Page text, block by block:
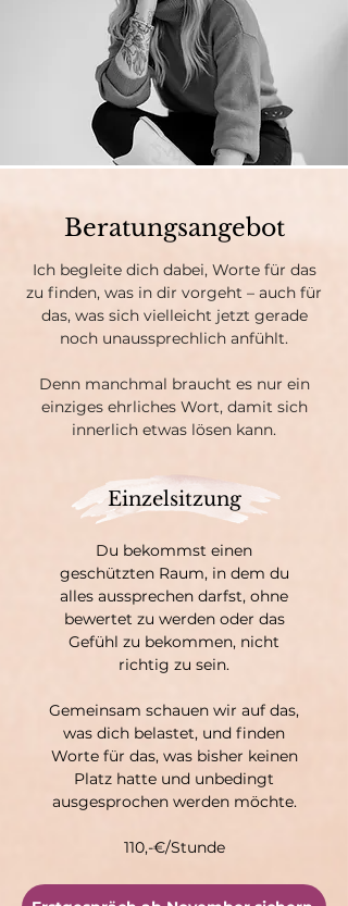
Beratungsangebot
Ich begleite dich dabei, Worte für das
zu finden, was in dir vorgeht – auch für
das, was sich vielleicht jetzt gerade
noch unaussprechlich anfühlt.
​Denn manchmal braucht es nur ein
einziges ehrliches Wort, damit sich
innerlich etwas lösen kann.
Einzelsitzung
Du bekommst einen
geschützten Raum, in dem du
alles aussprechen darfst, ohne
bewertet zu werden oder das
Gefühl zu bekommen, nicht
richtig zu sein.
Gemeinsam schauen wir auf das,
was dich belastet, und finden
Worte für das, was bisher keinen
Platz hatte und unbedingt
ausgesprochen werden möchte.
110,-€/Stunde